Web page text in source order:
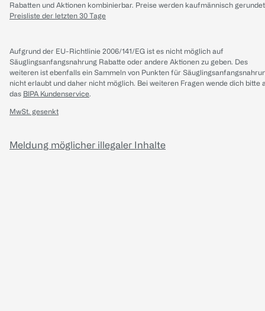
Rabatten und Aktionen kombinierbar. Preise werden kaufmännisch
Preisliste der letzten 30 Tage
Aufgrund der EU-Richtlinie 2006/141/EG ist es nicht möglich auf
Säuglingsanfangsnahrung Rabatte oder andere Aktionen zu geben. Des
weiteren ist ebenfalls ein Sammeln von Punkten für
nicht erlaubt und daher nicht möglich. Bei weiteren Fragen wende dich bitte
das BIPA Kundenservice.
MwSt. gesenkt
Meldung möglicher illegaler Inhalte